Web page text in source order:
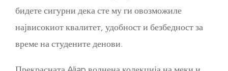
бидете сигурни дека сте му ги овозможиле
највисокиот квалитет, удобност и безбедност за
време на студените денови.